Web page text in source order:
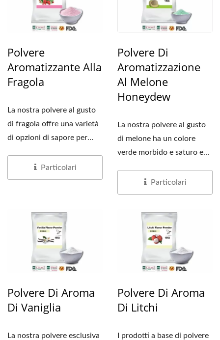
Polvere
Aromatizzante Alla
Fragola
La nostra polvere al gusto
di fragola offre una varietà
di opzioni di sapore per
Particolari
Polvere Di
Aromatizzazione
Al Melone
Honeydew
La nostra polvere al gusto
di melone ha un colore
verde morbido e saturo e
Particolari
Polvere Di Aroma
Di Vaniglia
La nostra polvere esclusiva
Polvere Di Aroma
Di Litchi
I prodotti a base di polvere